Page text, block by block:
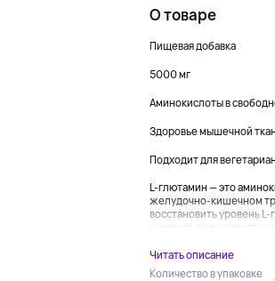
О товаре
Пищевая добавка
5000 мг
Аминокислоты в
Здоровье мышечной
Подходит для
L-глютамин — это
желудочно-кишечном
восстановить уровень
ускорить время
Читать описание
Количество в упаковке